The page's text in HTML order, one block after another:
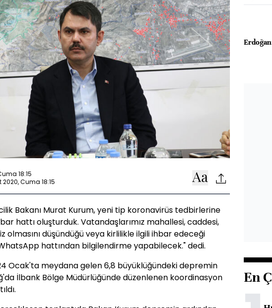
18:15
Cuma 18:15
Bakanı Murat Kurum, yeni tip koronavirüs tedbirlerine
hattı oluşturduk. Vatandaşlarımız mahallesi, caddesi,
olmasını düşündüğü veya kirlilikle ilgili ihbar edeceği
hattından bilgilendirme yapabilecek." dedi.
Ocak'ta meydana gelen 6,8 büyüklüğündeki depremin
İlbank Bölge Müdürlüğünde düzenlenen koordinasyon
En